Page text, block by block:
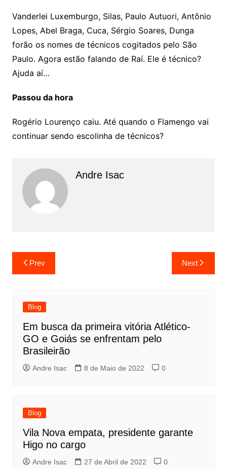
Vanderlei Luxemburgo, Silas, Paulo Autuori, Antônio
Lopes, Abel Braga, Cuca, Sérgio Soares, Dunga
forão os nomes de técnicos cogitados pelo São
Paulo. Agora estão falando de Raí. Ele é técnico?
Ajuda aí…
Passou da hora
Rogério Lourenço caiu. Até quando o Flamengo vai
continuar sendo escolinha de técnicos?
Andre Isac
Prev Next
Blog
Em busca da primeira vitória Atlético-
GO e Goiás se enfrentam pelo
Brasileirão
Andre Isac 8 de Maio de 2022 0
Blog
Vila Nova empata, presidente garante
Higo no cargo
Andre Isac 27 de Abril de 2022 0